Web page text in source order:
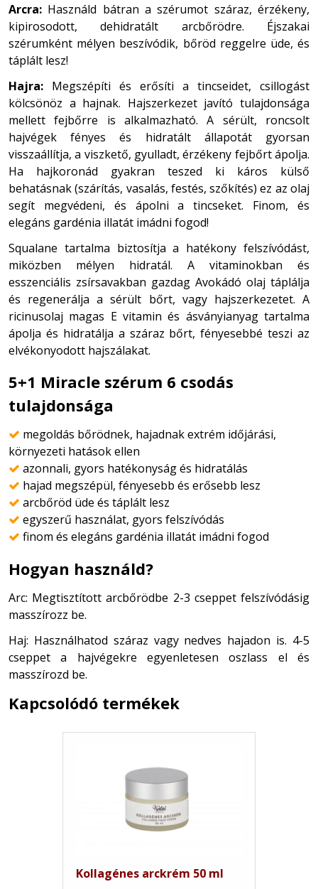
Arcra: Használd bátran a szérumot száraz, érzékeny,
kipirosodott, dehidratált arcbőrödre. Éjszakai
szérumként mélyen beszívódik, bőröd reggelre üde, és
táplált lesz!
Hajra: Megszépíti és erősíti a tincseidet, csillogást
kölcsönöz a hajnak. Hajszerkezet javító tulajdonsága
mellett fejbőrre is alkalmazható. A sérült, roncsolt
hajvégek fényes és hidratált állapotát gyorsan
visszaállítja, a viszkető, gyulladt, érzékeny fejbőrt ápolja.
Ha hajkoronád gyakran teszed ki káros külső
behatásnak (szárítás, vasalás, festés, szőkítés) ez az olaj
segít megvédeni, és ápolni a tincseket. Finom, és
elegáns gardénia illatát imádni fogod!
Squalane tartalma biztosítja a hatékony felszívódást,
miközben mélyen hidratál. A vitaminokban és
esszenciális zsírsavakban gazdag Avokádó olaj táplálja
és regenerálja a sérült bőrt, vagy hajszerkezetet. A
ricinusolaj magas E vitamin és ásványianyag tartalma
ápolja és hidratálja a száraz bőrt, fényesebbé teszi az
elvékonyodott hajszálakat.
5+1 Miracle szérum 6 csodás
tulajdonsága
 megoldás bőrödnek, hajadnak extrém időjárási,
környezeti hatások ellen
 azonnali, gyors hatékonyság és hidratálás
 hajad megszépül, fényesebb és erősebb lesz
 arcbőröd üde és táplált lesz
 egyszerű használat, gyors felszívódás
 finom és elegáns gardénia illatát imádni fogod
Hogyan használd?
Arc: Megtisztított arcbőrödbe 2-3 cseppet felszívódásig
masszírozz be.
Haj: Használhatod száraz vagy nedves hajadon is. 4-5
cseppet a hajvégekre egyenletesen oszlass el és
masszírozd be.
Kapcsolódó termékek
Kollagénes arckrém 50 ml